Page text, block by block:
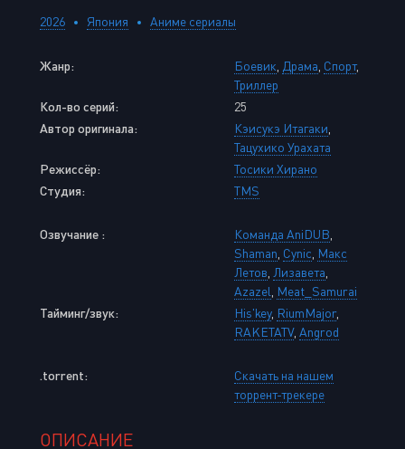
2026 Япония Аниме сериалы
Жанр: Боевик Драма Спорт,
Триллер
Кол-во серий:
25
Автор оригинала:
Кэисукэ Итагаки
Тацухико Урахата
Режиссёр:
Тосики Хирано
Студия:
TMS
Озвучание : Команда AniDUB
Shaman Cynic Макс
Летов Лизавета
Azazel Meat_Samurai
Тайминг/звук:
His'key, RiumMajor,
RAKETATV, Angrod
.torrent:
Скачать на нашем
торрент-трекере
ОПИСАНИЕ